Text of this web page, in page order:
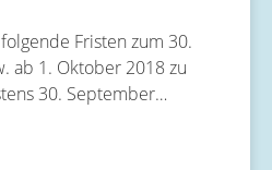
Fristen zum 30.
ab 1. Oktober 2018 zu
30. September…